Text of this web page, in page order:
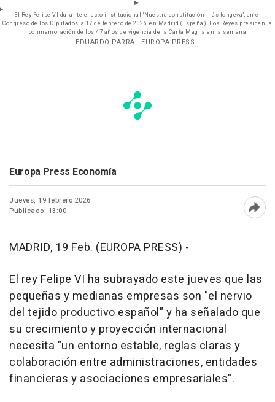
El Rey Felipe VI durante el acto institucional ‘Nuestra constitución más longeva’, en el
Congreso de los Diputados, a 17 de febrero de 2026, en Madrid (España). Los Reyes presiden la
conmemoración de los 47 años de vigencia de la Carta Magna en la semana
- EDUARDO PARRA - EUROPA PRESS
Europa Press Economía
Jueves, 19 febrero 2026
Publicado: 13:00
MADRID, 19 Feb. (EUROPA PRESS) -
El rey Felipe VI ha subrayado este jueves que las
pequeñas y medianas empresas son "el nervio
del tejido productivo español" y ha señalado que
su crecimiento y proyección internacional
necesita "un entorno estable, reglas claras y
colaboración entre administraciones, entidades
financieras y asociaciones empresariales".